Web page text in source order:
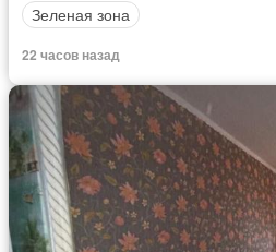
Зеленая зона
22 часов назад